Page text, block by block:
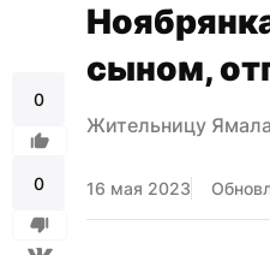
0
0
сыном,
Жительницу Ямала
16 мая 2023